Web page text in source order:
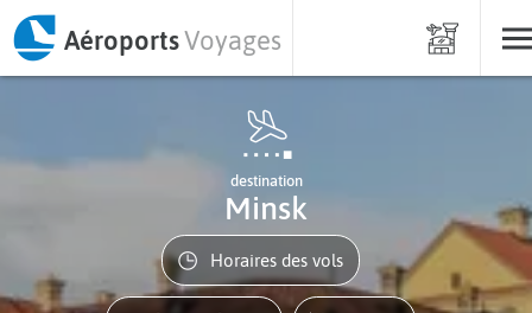
AéroportsVoyages
destination
Minsk
Horaires des vols